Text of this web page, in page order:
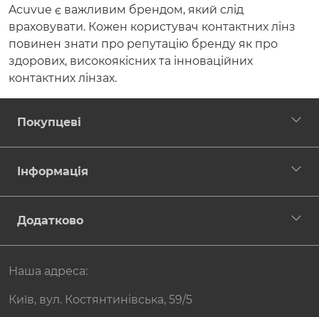
Acuvue є важливим брендом, який слід
враховувати. Кожен користувач контактних лінз
повинен знати про репутацію бренду як про
здорових, високоякісних та інноваційних
контактних лінзах.
Покупцеві
Інформація
Додатково
Наша адреса:
Київ, вул. Костянтинівська, 59/5